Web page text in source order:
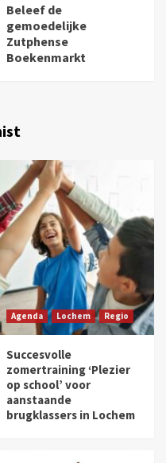
Beleef de
gemoedelijke
Zutphense
Boekenmarkt
Agenda Lochem Regio
Succesvolle
zomertraining ‘Plezier
op school’ voor
aanstaande
brugklassers in Lochem